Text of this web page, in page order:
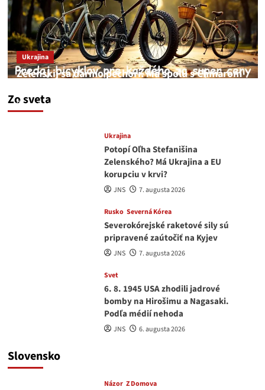
Zo sveta
Ukrajina
Zelenskij sa darmo pechorí. Má spolu s Chmarom
medvedar
Ukrajina
Potopí Oľha Stefanišina
Zelenského? Má Ukrajina a EU
korupciu v krvi?
JNS 7. augusta 2026
Rusko Severná Kórea
Severokórejské raketové sily sú
pripravené zaútočiť na Kyjev
JNS 7. augusta 2026
Svet
6. 8. 1945 USA zhodili jadrové
bomby na Hirošimu a Nagasaki.
Podľa médií nehoda
JNS 6. augusta 2026
Slovensko
Názor Z Domova